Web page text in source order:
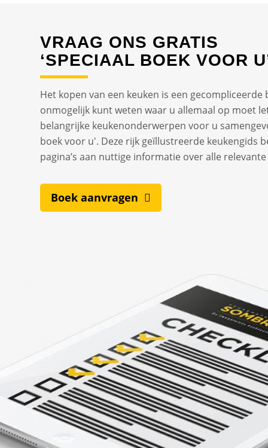
VRAAG ONS GRATIS
‘SPECIAAL BOEK VOOR
Het kopen van een keuken is een gecompliceerde
onmogelijk kunt weten waar u allemaal op moet
belangrijke keukenonderwerpen voor u
boek voor u'. Deze rijk geïllustreerde keukengids
pagina’s aan nuttige informatie over alle
Boek aanvragen